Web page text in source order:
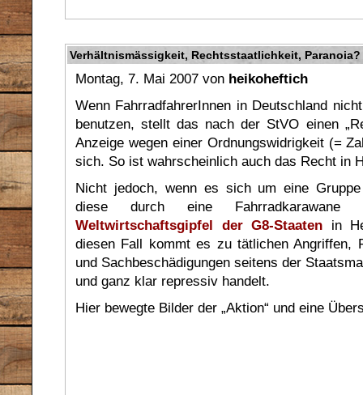
Verhältnismässigkeit, Rechtsstaatlichkeit, Paranoia?
Montag, 7. Mai 2007 von heikoheftich
Wenn FahrradfahrerInnen in Deutschland
benutzen, stellt das nach der StVO einen
Anzeige wegen einer Ordnungswidrigkeit (=
sich. So ist wahrscheinlich auch das Recht in
Nicht jedoch, wenn es sich um eine
diese durch eine
Weltwirtschaftsgipfel der G8-Staaten in
diesen Fall kommt es zu tätlichen Angriffen,
und Sachbeschädigungen seitens der
und ganz klar repressiv handelt.
Hier bewegte Bilder der „Aktion“ und eine